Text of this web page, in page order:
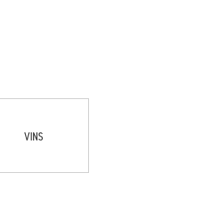
VINS